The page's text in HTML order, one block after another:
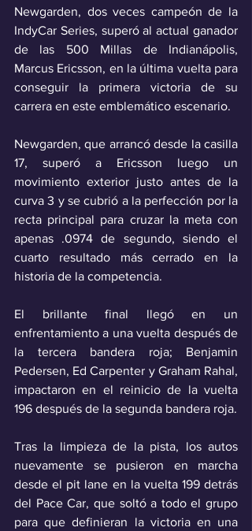
Newgarden, dos veces campeón de la
IndyCar Series, superó al actual ganador
de las 500 Millas de Indianápolis,
Marcus Ericsson, en la última vuelta para
conseguir la primera victoria de su
carrera en este emblemático escenario.
Newgarden, que arrancó desde la casilla
17, superó a Ericsson luego un
movimiento exterior justo antes de la
curva 3 y se cubrió a la perfección por la
recta principal para cruzar la meta con
apenas .0974 de segundo, siendo el
cuarto resultado más cerrado en la
historia de la competencia.
El brillante final llegó en un
enfrentamiento a una vuelta después de
la tercera bandera roja; Benjamin
Pedersen, Ed Carpenter y Graham Rahal,
impactaron en el reinicio de la vuelta
196 después de la segunda bandera roja.
Tras la limpieza de la pista, los autos
nuevamente se pusieron en marcha
desde el pit lane en la vuelta 199 detrás
del Pace Car, que soltó a todo el grupo
para que definieran la victoria en una